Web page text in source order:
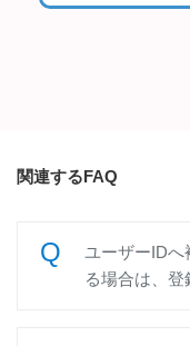
関連するFAQ
ユーザーID
る場合は、